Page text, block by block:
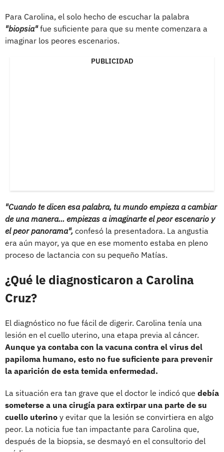
Para Carolina, el solo hecho de escuchar la palabra
"biopsia"fue suficiente para que su mente comenzara a
imaginar los peores escenarios.
PUBLICIDAD
"Cuando te dicen esa palabra, tu mundo empieza a cambiar
de una manera... empiezas a imaginarte el peor escenario y
el peor panorama", confesó la presentadora. La angustia
era aún mayor, ya que en ese momento estaba en pleno
proceso de lactancia con su pequeño Matías.
¿Qué le diagnosticaron a Carolina
Cruz?
El diagnóstico no fue fácil de digerir. Carolina tenía una
lesión en el cuello uterino, una etapa previa al cáncer.
Aunque ya contaba con la vacuna contra el virus del
papiloma humano, esto no fue suficiente para prevenir
la aparición de esta temida enfermedad.
La situación era tan grave que el doctor le indicó que debía
someterse a una cirugía para extirpar una parte de su
cuello uterino y evitar que la lesión se convirtiera en algo
peor. La noticia fue tan impactante para Carolina que,
después de la biopsia, se desmayó en el consultorio del